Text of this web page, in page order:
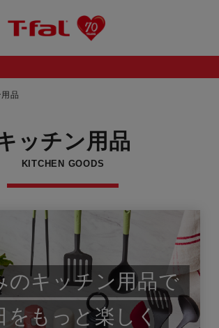
品
ッチン用品
KITCHEN GOODS
のキッチン用品で
をもっと楽しく